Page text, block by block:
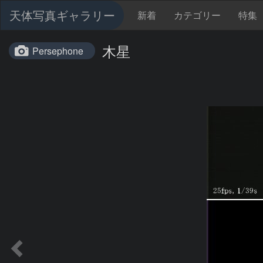
天体写真ギャラリー 新着 カテゴリー 特集
Persephone 木星